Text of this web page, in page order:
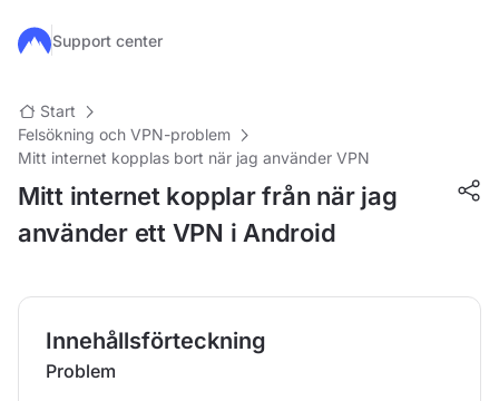
Hoppa till huvudinnehåll
Support center
Start
Felsökning och VPN-problem
Mitt internet kopplas bort när jag använder VPN
Mitt internet kopplar från när jag
använder ett VPN i Android
Innehållsförteckning
Problem